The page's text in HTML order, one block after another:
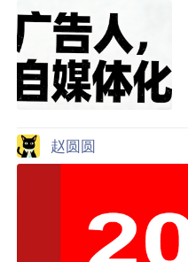
赵圆圆